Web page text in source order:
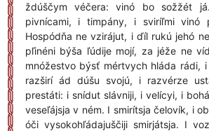
ždúščym véčera: vinó bo sožžét
pivnícami, i timpány, i sviríľmi
Hospódňa ne vzirájut, i ďíl rukú jehó
pľinéni býša ľúdije mojí, za jéže ne
mnóžestvo býsť mértvych hláda rádi,
razširí ád dúšu svojú, i razvérze
prestáti: i snídut slávniji, i velícyi, i
veseľájsja v ném. I smirítsja čelovík, i
óči vysokohľádajuščiji smirjátsja. I